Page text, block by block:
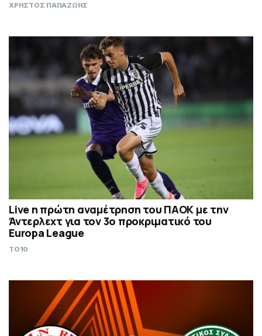
ΧΡΗΣΤΟΣ ΠΑΠΑΖΩΗΣ
Live η πρώτη αναμέτρηση του ΠΑΟΚ με την
Άντερλεχτ για τον 3ο προκριματικό του
Europa League
TO10